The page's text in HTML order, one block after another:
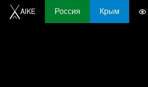
AIKE Россия Крым